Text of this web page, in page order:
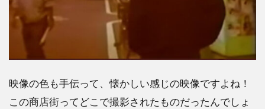
映像の色も手伝って、懐かしい感じの映像ですよね！
この商店街ってどこで撮影されたものだったんでしょ